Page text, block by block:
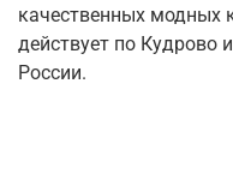
качественных модных
действует по Кудрово
России.